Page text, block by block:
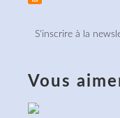
S'inscrire à la
Vous